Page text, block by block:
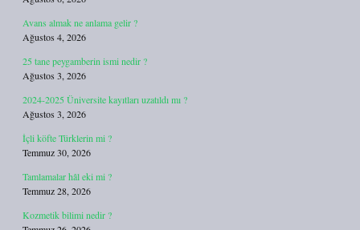
Avans almak ne anlama gelir ?
Ağustos 4, 2026
25 tane peygamberin ismi nedir ?
Ağustos 3, 2026
2024-2025 Üniversite kayıtları uzatıldı mı ?
Ağustos 3, 2026
İçli köfte Türklerin mi ?
Temmuz 30, 2026
Tamlamalar hâl eki mi ?
Temmuz 28, 2026
Kozmetik bilimi nedir ?